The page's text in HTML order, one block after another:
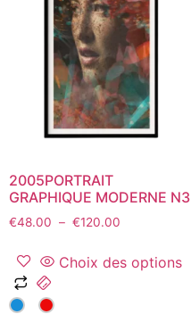
options
peuvent
être
choisies
sur
la
page
produit
2005PORTRAIT
GRAPHIQUE MODERNE N3
€48.00 – €120.00
prix :
€48.00
Choix des options
Ce
produit